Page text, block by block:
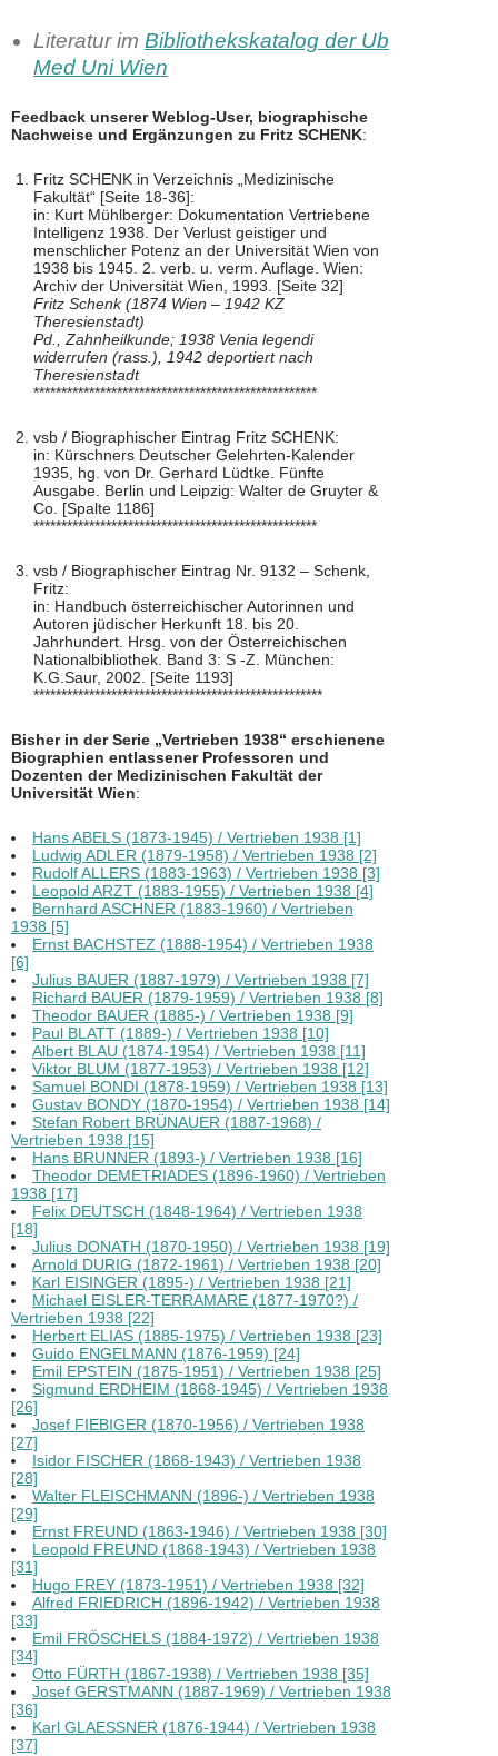
Literatur im Bibliothekskatalog der Ub
Med Uni Wien
Feedback unserer Weblog-User, biographische
Nachweise und Ergänzungen zu Fritz SCHENK:
Fritz SCHENK in Verzeichnis „Medizinische
Fakultät“ [Seite 18-36]:
in: Kurt Mühlberger: Dokumentation Vertriebene
Intelligenz 1938. Der Verlust geistiger und
menschlicher Potenz an der Universität Wien von
1938 bis 1945. 2. verb. u. verm. Auflage. Wien:
Archiv der Universität Wien, 1993. [Seite 32]
Fritz Schenk (1874 Wien – 1942 KZ
Theresienstadt)
Pd., Zahnheilkunde; 1938 Venia legendi
widerrufen (rass.), 1942 deportiert nach
Theresienstadt
***************************************************
vsb / Biographischer Eintrag Fritz SCHENK:
in: Kürschners Deutscher Gelehrten-Kalender
1935, hg. von Dr. Gerhard Lüdtke. Fünfte
Ausgabe. Berlin und Leipzig: Walter de Gruyter &
Co. [Spalte 1186]
***************************************************
vsb / Biographischer Eintrag Nr. 9132 – Schenk,
Fritz:
in: Handbuch österreichischer Autorinnen und
Autoren jüdischer Herkunft 18. bis 20.
Jahrhundert. Hrsg. von der Österreichischen
Nationalbibliothek. Band 3: S -Z. München:
K.G.Saur, 2002. [Seite 1193]
****************************************************
Bisher in der Serie „Vertrieben 1938“ erschienene
Biographien entlassener Professoren und
Dozenten der Medizinischen Fakultät der
Universität Wien:
Hans ABELS (1873-1945) / Vertrieben 1938 [1]
Ludwig ADLER (1879-1958) / Vertrieben 1938 [2]
Rudolf ALLERS (1883-1963) / Vertrieben 1938 [3]
Leopold ARZT (1883-1955) / Vertrieben 1938 [4]
Bernhard ASCHNER (1883-1960) / Vertrieben
1938 [5]
Ernst BACHSTEZ (1888-1954) / Vertrieben 1938
[6]
Julius BAUER (1887-1979) / Vertrieben 1938 [7]
Richard BAUER (1879-1959) / Vertrieben 1938 [8]
Theodor BAUER (1885-) / Vertrieben 1938 [9]
Paul BLATT (1889-) / Vertrieben 1938 [10]
Albert BLAU (1874-1954) / Vertrieben 1938 [11]
Viktor BLUM (1877-1953) / Vertrieben 1938 [12]
Samuel BONDI (1878-1959) / Vertrieben 1938 [13]
Gustav BONDY (1870-1954) / Vertrieben 1938 [14]
Stefan Robert BRÜNAUER (1887-1968) /
Vertrieben 1938 [15]
Hans BRUNNER (1893-) / Vertrieben 1938 [16]
Theodor DEMETRIADES (1896-1960) / Vertrieben
1938 [17]
Felix DEUTSCH (1848-1964) / Vertrieben 1938
[18]
Julius DONATH (1870-1950) / Vertrieben 1938 [19]
Arnold DURIG (1872-1961) / Vertrieben 1938 [20]
Karl EISINGER (1895-) / Vertrieben 1938 [21]
Michael EISLER-TERRAMARE (1877-1970?) /
Vertrieben 1938 [22]
Herbert ELIAS (1885-1975) / Vertrieben 1938 [23]
Guido ENGELMANN (1876-1959) [24]
Emil EPSTEIN (1875-1951) / Vertrieben 1938 [25]
Sigmund ERDHEIM (1868-1945) / Vertrieben 1938
[26]
Josef FIEBIGER (1870-1956) / Vertrieben 1938
[27]
Isidor FISCHER (1868-1943) / Vertrieben 1938
[28]
Walter FLEISCHMANN (1896-) / Vertrieben 1938
[29]
Ernst FREUND (1863-1946) / Vertrieben 1938 [30]
Leopold FREUND (1868-1943) / Vertrieben 1938
[31]
Hugo FREY (1873-1951) / Vertrieben 1938 [32]
Alfred FRIEDRICH (1896-1942) / Vertrieben 1938
[33]
Emil FRÖSCHELS (1884-1972) / Vertrieben 1938
[34]
Otto FÜRTH (1867-1938) / Vertrieben 1938 [35]
Josef GERSTMANN (1887-1969) / Vertrieben 1938
[36]
Karl GLAESSNER (1876-1944) / Vertrieben 1938
[37]